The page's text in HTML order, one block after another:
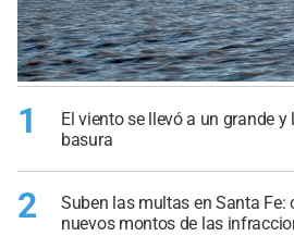
1
El viento se llevó a un grande
basura
2
Suben las multas en Santa Fe:
nuevos montos de las